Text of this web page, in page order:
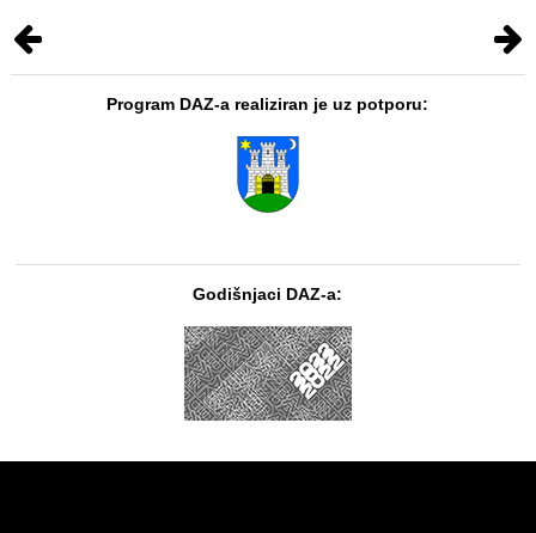
Program DAZ-a realiziran je uz potporu:
Godišnjaci DAZ-a: